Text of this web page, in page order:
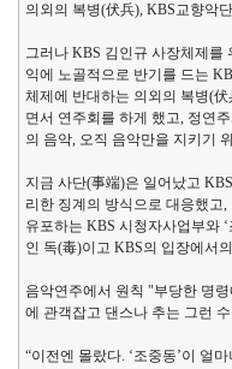
의외의 복병(伏兵), KBS교향악단
그러나 KBS 김인규 사장체제를
익에 노골적으로 반기를 드는
체제에 반대하는 의외의 복병(
면서 연주회를 하게 했고, 정연
의 음악, 오직 음악만을 지키기
지금 사단(事端)은 일어났고
리한 징계의 방식으로 대응했고,
유포하는 KBS 시청자사업부와
인 독(毒)이고 KBS의 입장에서
음악연주에서 원칙 "부당한 명
에 관객잡고 댄스나 추는 그런
“이전엔 몰랐다. ‘조중동’이 얼